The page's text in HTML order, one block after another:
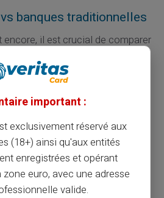
banques traditionnelles
encore, il est crucial de comparer
les banques en ligne
en termes de flexibilité
systèmes
mettant en lumière les
en ligne et banques
important :
exclusivement réservé aux
(18+) ainsi qu'aux entités
enregistrées et opérant
euro, avec une adresse
valide.